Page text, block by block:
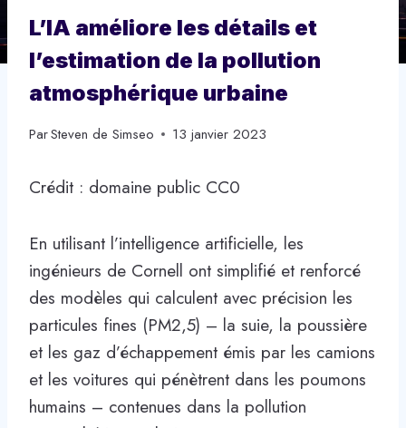
L’IA améliore les détails et
l’estimation de la pollution
atmosphérique urbaine
ParSteven de Simseo 13 janvier 2023
Crédit : domaine public CC0
En utilisant l’intelligence artificielle, les
ingénieurs de Cornell ont simplifié et renforcé
des modèles qui calculent avec précision les
particules fines (PM2,5) – la suie, la poussière
et les gaz d’échappement émis par les camions
et les voitures qui pénètrent dans les poumons
humains – contenues dans la pollution